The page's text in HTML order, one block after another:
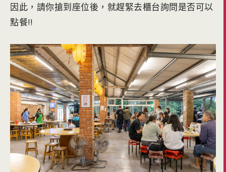
因此，請你搶到座位後，就趕緊去櫃台詢問是否可以
點餐!!